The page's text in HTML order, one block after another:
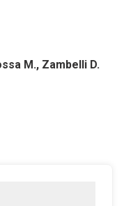
M., Zambelli D.